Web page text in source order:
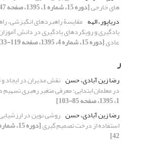
های خارجی[دوره 15، شماره 1، 1395، صفحه 47-70]
دریاپور، الهه مقایسۀ راهبردهای انگیزشی،
یادگیری و رویکردهای یادگیری در دانش
عادی[دوره 15، شماره 4، 1395، صفحه 119-133]
ر
رضا زین آبادی، حسن نقش مدیران در
در معلمان ابتدایی: معرفی متغیر رهبری
1، 1395، صفحه 85-103]
رضا زین آبادی، حسن روشی نوین در
استفاده از درخت تصمیم گیری
42]